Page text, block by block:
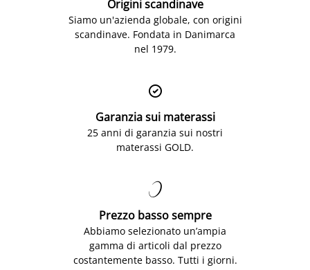
Origini scandinave
Siamo un'azienda globale, con origini
scandinave. Fondata in Danimarca
nel 1979.

Garanzia sui materassi
25 anni di garanzia sui nostri
materassi GOLD.

Prezzo basso sempre
Abbiamo selezionato un’ampia
gamma di articoli dal prezzo
costantemente basso. Tutti i giorni.